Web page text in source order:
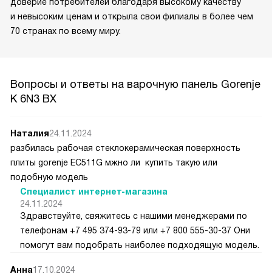
и невысоким ценам и открыла свои филиалы в более чем
70 странах по всему миру.
Вопросы и ответы на варочную панель Gorenje
K 6N3 BX
Наталия24.11.2024
разбилась рабочая стеклокерамическая поверхность
плиты gorenje ЕС511G мжно ли купить такую или
подобную модель
Специалист интернет-магазина
24.11.2024
Здравствуйте, свяжитесь с нашими менеджерами по
телефонам +7 495 374-93-79 или +7 800 555-30-37 Они
помогут вам подобрать наиболее подходящую модель.
Анна17.10.2024